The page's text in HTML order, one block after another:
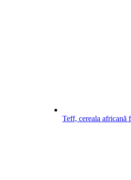
Teff, cereala africană